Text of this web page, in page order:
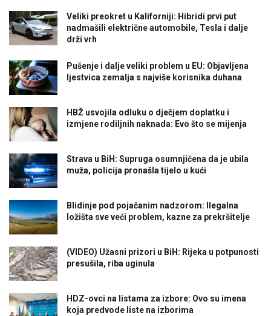
Veliki preokret u Kaliforniji: Hibridi prvi put
nadmašili električne automobile, Tesla i dalje
drži vrh
Pušenje i dalje veliki problem u EU: Objavljena
ljestvica zemalja s najviše korisnika duhana
HBŽ usvojila odluku o dječjem doplatku i
izmjene rodiljnih naknada: Evo što se mijenja
Strava u BiH: Supruga osumnjičena da je ubila
muža, policija pronašla tijelo u kući
Blidinje pod pojačanim nadzorom: Ilegalna
ložišta sve veći problem, kazne za prekršitelje
(VIDEO) Užasni prizori u BiH: Rijeka u potpunosti
presušila, riba uginula
HDZ-ovci na listama za izbore: Ovo su imena
koja predvode liste na izborima